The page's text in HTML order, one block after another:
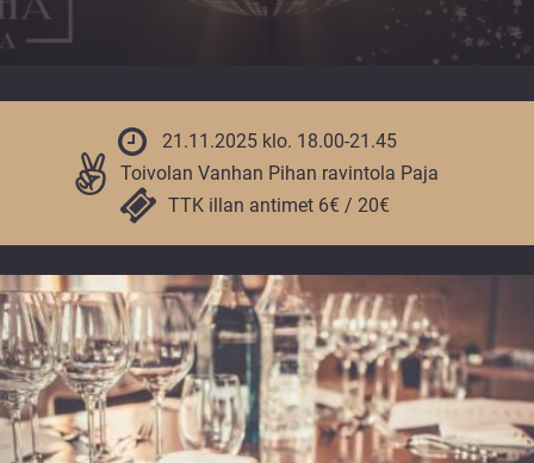
21.11.2025 klo. 18.00-21.45
Toivolan Vanhan Pihan ravintola Paja
TTK illan antimet 6€ / 20€